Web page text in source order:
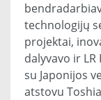
technologijų
projektai,
dalyvavo ir
su Japonijos
atstovu